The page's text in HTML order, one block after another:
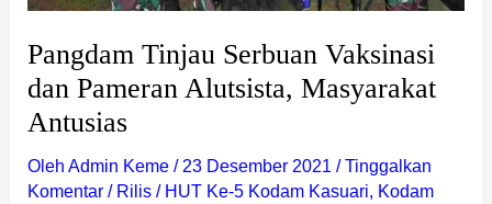
Pangdam Tinjau Serbuan Vaksinasi
dan Pameran Alutsista, Masyarakat
Antusias
Oleh Admin Keme / 23 Desember 2021 /Tinggalkan
Komentar / Rilis/ HUT Ke-5 Kodam Kasuari, Kodam